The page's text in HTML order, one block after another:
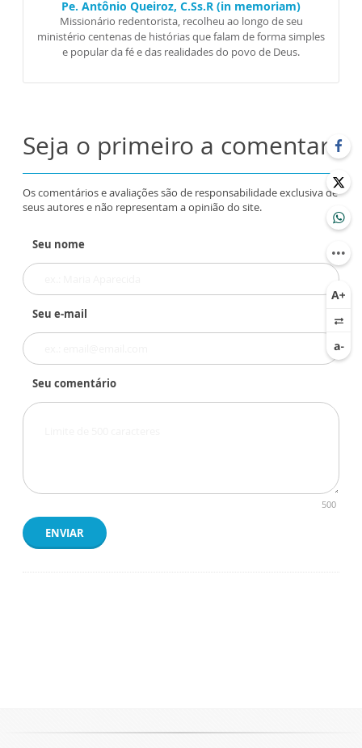
Pe. Antônio Queiroz, C.Ss.R (in memoriam)
Missionário redentorista, recolheu ao longo de seu
ministério centenas de histórias que falam de forma simples
e popular da fé e das realidades do povo de Deus.
Seja o primeiro a comentar
Os comentários e avaliações são de responsabilidade exclusiva de
seus autores e não representam a opinião do site.
Seu nome
Seu e-mail
Seu comentário
500
ENVIAR